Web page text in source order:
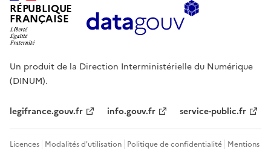
RÉPUBLIQUE
FRANÇAISE
Un produit de la Direction Interministérielle du Numérique
(DINUM).
legifrance.gouv.fr info.gouv.fr service-public.fr
Licences Modalités d'utilisation Politique de confidentialité Mentions